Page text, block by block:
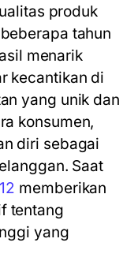
produk
tahun
menarik
kecantikan di
yang unik dan
konsumen,
diri sebagai
Saat
memberikan
tentang
yang